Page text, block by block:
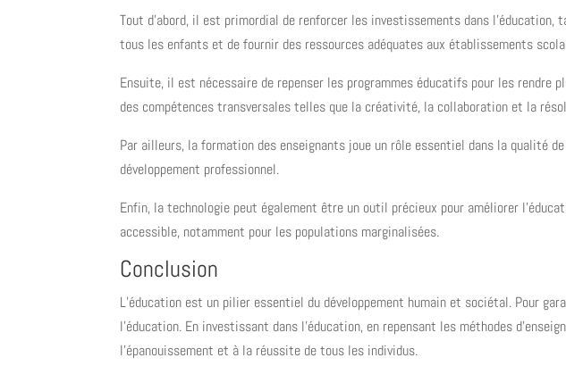
Tout d’abord, il est primordial de renforcer les investissements dans
tous les enfants et de fournir des ressources adéquates aux établissements
Ensuite, il est nécessaire de repenser les programmes éducatifs pour les rendre
des compétences transversales telles que la créativité, la collaboration et la
Par ailleurs, la formation des enseignants joue un rôle essentiel dans la qualité
développement professionnel.
Enfin, la technologie peut également être un outil précieux pour améliorer
accessible, notamment pour les populations marginalisées.
Conclusion
L’éducation est un pilier essentiel du développement humain et sociétal. Pour
l’éducation. En investissant dans l’éducation, en repensant les méthodes
l’épanouissement et à la réussite de tous les individus.